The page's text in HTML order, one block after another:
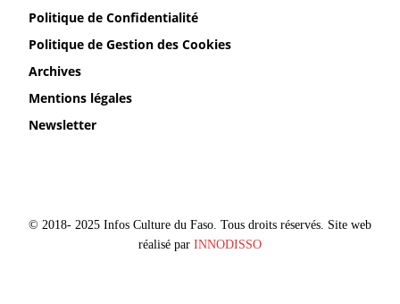
Politique de Confidentialité
Politique de Gestion des Cookies
Archives
Mentions légales
Newsletter
© 2018- 2025 Infos Culture du Faso. Tous droits réservés. Site web
réalisé par INNODISSO